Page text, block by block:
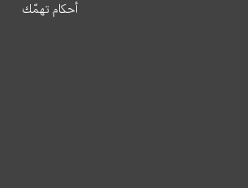
أحكام تهمّك